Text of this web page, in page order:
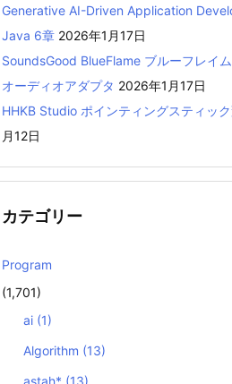
handler
)!)
)
Generative AI-Driven Application
Java 6章 2026年1月17日
SoundsGood BlueFlame ブルーフレイ
オーディオアダプタ 2026年1月17日
HHKB Studio ポインティングスティッ
月12日
カテゴリー
Program
(1,701)
ai (1)
Algorithm (13)
astah* (13)